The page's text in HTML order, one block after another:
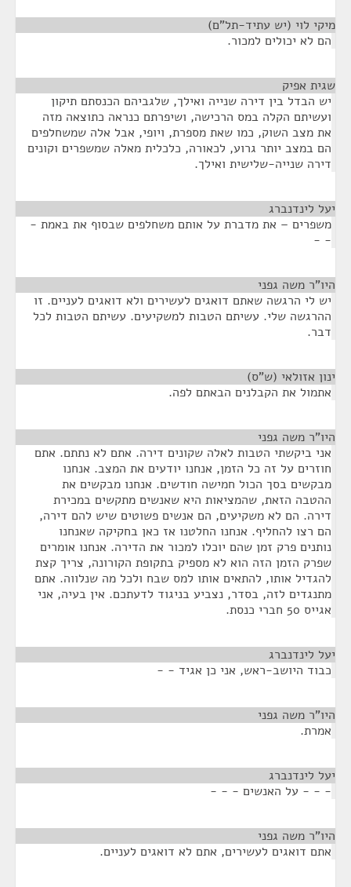
מיקי לוי (יש עתיד-תל"ם)
הם לא יכולים למכור.
שגית אפיק
יש הבדל בין דירה שנייה ואילך, שלגביהם הכנסתם תיקון
ועשיתם הקלה במס הרכישה, ושיפרתם כנראה כתוצאה מזה
את מצב השוק, כמו שאת מספרת, ויופי, אבל אלה שמשחלפים
הם במצב יותר גרוע, לכאורה, כלכלית מאלה שמשפרים וקונים
דירה שנייה-שלישית ואילך.
יעל לינדנברג
משפרים – את מדברת על אותם משחלפים שבסוף את באמת -
- -
היו"ר משה גפני
יש לי הרגשה שאתם דואגים לעשירים ולא דואגים לעניים. זו
ההרגשה שלי. עשיתם הטבות למשקיעים. עשיתם הטבות לכל
דבר.
ינון אזולאי (ש"ס)
אתמול את הקבלנים הבאתם לפה.
היו"ר משה גפני
אני ביקשתי הטבות לאלה שקונים דירה. אתם לא נתתם. אתם
חוזרים על זה כל הזמן, אנחנו יודעים את המצב. אנחנו
מבקשים בסך הכול חמישה חודשים. אנחנו מבקשים את
ההטבה הזאת, שהמציאות היא שאנשים מתקשים במכירת
דירה. הם לא משקיעים, הם אנשים פשוטים שיש להם דירה,
הם רצו להחליף. אנחנו החלטנו אז כאן בחקיקה שאנחנו
נותנים פרק זמן שהם יוכלו למכור את הדירה. אנחנו אומרים
שפרק הזמן הזה הוא לא מספיק בתקופת הקורונה, צריך קצת
להגדיל אותו, להתאים אותו למס שבח ולכל מה שנלווה. אתם
מתנגדים לזה, בסדר, נצביע בניגוד לדעתכם. אין בעיה, אני
אגייס 50 חברי כנסת.
יעל לינדנברג
כבוד היושב-ראש, אני כן אגיד - -
היו"ר משה גפני
אמרת.
יעל לינדנברג
- - - על האנשים - - -
היו"ר משה גפני
אתם דואגים לעשירים, אתם לא דואגים לעניים.